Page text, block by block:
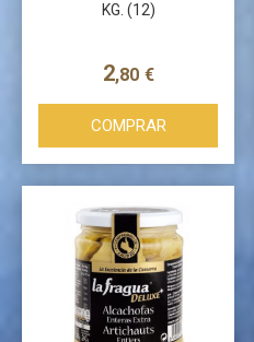
KG. (12)
2,80 €
COMPRAR